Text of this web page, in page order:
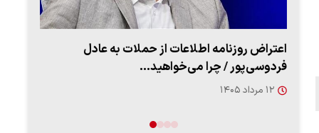
اعتراض روزنامه اطلاعات از حملات به عادل
فردوسی‌پور / چرا می‌خواهید…
۱۲ مرداد ۱۴۰۵